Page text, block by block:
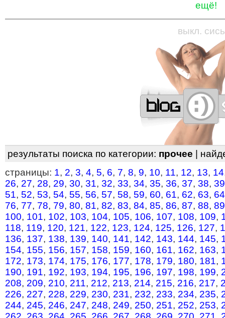
ещё!
—————————————————
выкл.
результаты поиска по категории: прочее |
страницы: 1, 2, 3, 4, 5, 6, 7, 8, 9, 10, 11, 12, 13, 14
26, 27, 28, 29, 30, 31, 32, 33, 34, 35, 36, 37, 38, 39
51, 52, 53, 54, 55, 56, 57, 58, 59, 60, 61, 62, 63, 64
76, 77, 78, 79, 80, 81, 82, 83, 84, 85, 86, 87, 88, 89
100, 101, 102, 103, 104, 105, 106, 107, 108, 109,
118, 119, 120, 121, 122, 123, 124, 125, 126, 127,
136, 137, 138, 139, 140, 141, 142, 143, 144, 145,
154, 155, 156, 157, 158, 159, 160, 161, 162, 163,
172, 173, 174, 175, 176, 177, 178, 179, 180, 181,
190, 191, 192, 193, 194, 195, 196, 197, 198, 199,
208, 209, 210, 211, 212, 213, 214, 215, 216, 217,
226, 227, 228, 229, 230, 231, 232, 233, 234, 235,
244, 245, 246, 247, 248, 249, 250, 251, 252, 253,